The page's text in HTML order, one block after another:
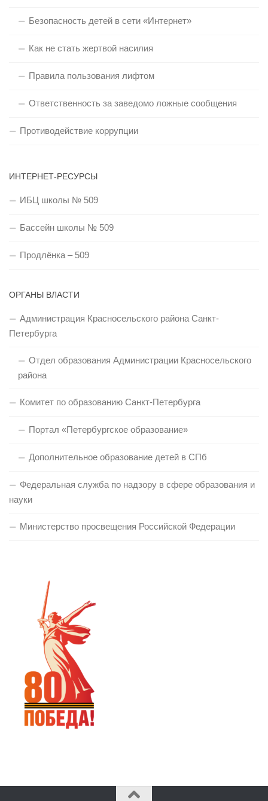
Безопасность детей в сети «Интернет»
Как не стать жертвой насилия
Правила пользования лифтом
Ответственность за заведомо ложные сообщения
Противодействие коррупции
ИНТЕРНЕТ-РЕСУРСЫ
ИБЦ школы № 509
Бассейн школы № 509
Продлёнка – 509
ОРГАНЫ ВЛАСТИ
Администрация Красносельского района Санкт-
Петербурга
Отдел образования Администрации Красносельского
района
Комитет по образованию Санкт-Петербурга
Портал «Петербургское образование»
Дополнительное образование детей в СПб
Федеральная служба по надзору в сфере образования и
науки
Министерство просвещения Российской Федерации